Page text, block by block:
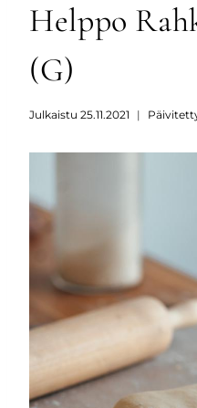
Helppo
(G)
Julkaistu 25.11.2021